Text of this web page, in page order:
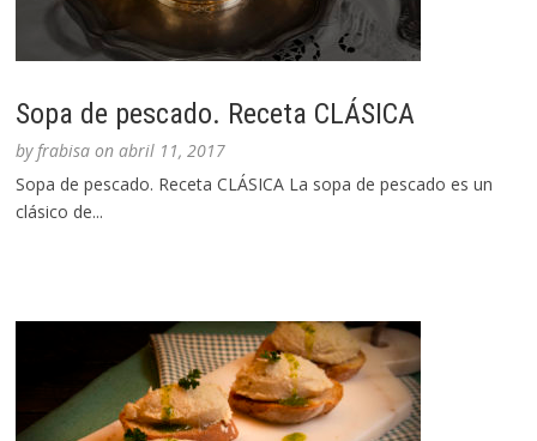
Sopa de pescado. Receta CLÁSICA
byfrabisa onabril 11, 2017
Sopa de pescado. Receta CLÁSICA La sopa de pescado es un
clásico de...